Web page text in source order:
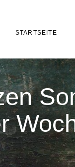
STARTSEITE